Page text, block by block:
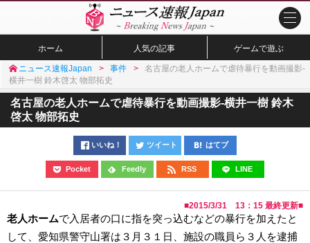
ホーム 人気の記事 ゲームで遊ぶ
ニュース速報Japan 事件
名古屋の老人ホームで虐待暴行を動画撮影-
横井一樹 鈴木啓太 物部拓史
名古屋の老人ホームで虐待暴行を動画撮影-横井一樹 鈴木
啓太 物部拓史
いいね！ ツイート はてブ
Pocket Feedly RSS LINE
■2015/3/31 13：15 最終更新■
老人ホームで入居者の口に指を突っ込むなどの暴行を加えたと
して、愛知県警守山署は３月３１日、施設の職員ら３人を逮捕